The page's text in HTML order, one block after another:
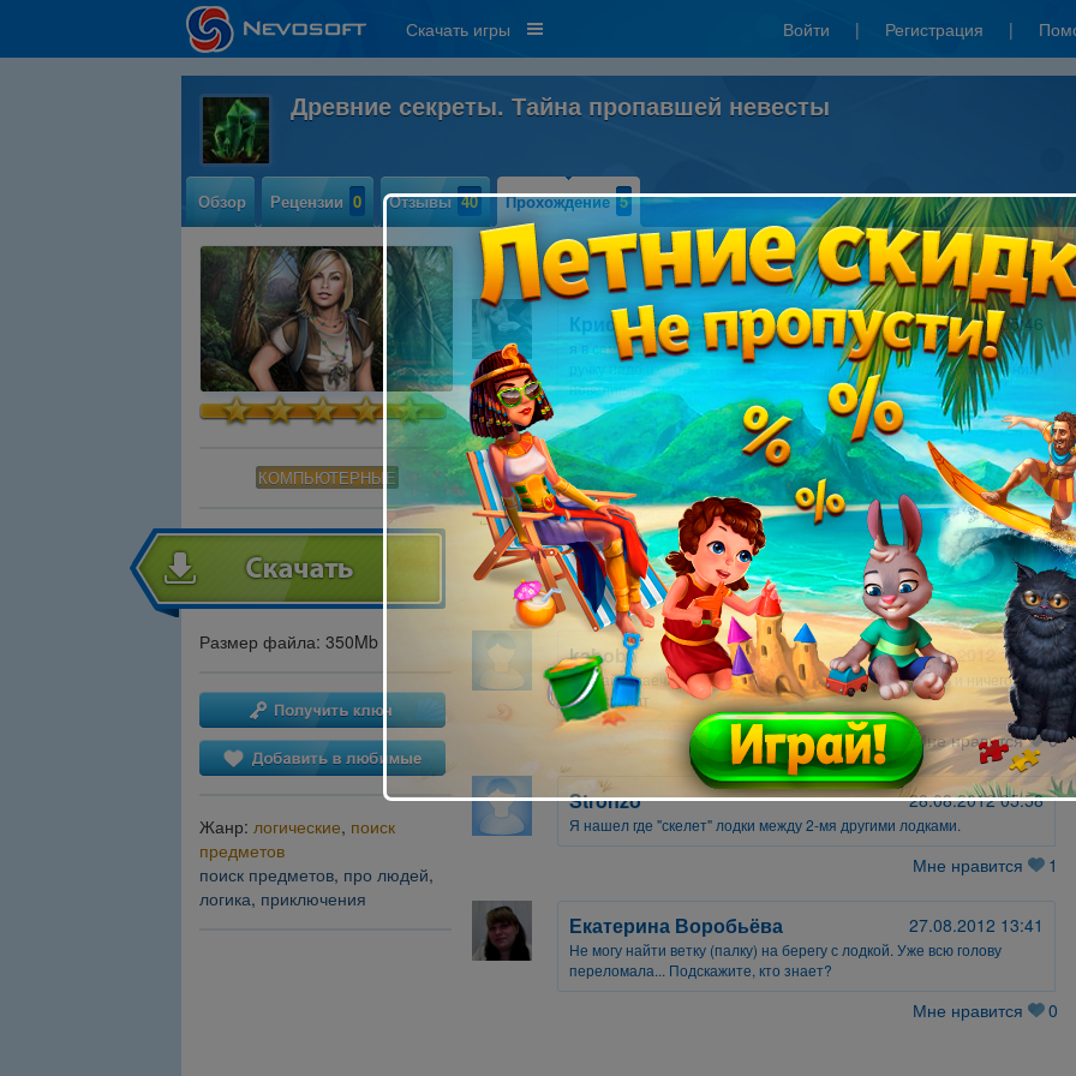
Скачать игры Войти | Регистрация |
Древние секреты. Тайна пропавшей невесты
Обзор Рецензии 0 Отзывы 40 Прохождение 5
КОМПЬЮТЕРНЫЕ
Размер файла: 350Mb
Жанр: логические, поиск
предметов
поиск предметов, про людей,
логика, приключения
Написать прохождение
Кристина Бегал 15.09.2012 05:46
я в самом начале. не могу понять кое-что. когда я взяла блокнот и
ручку надо их положть на место обозначенное, почему, когда на них
новедишь - знак лупы?
Мне нравится 0
Kokainka 30.08.2012 12:28
А я собираю каноэ, не хватает двух Щитов. Подсказку указывает на
место, на котором надо собирать каноэ. Щитов там нет((
Подскажите, пожалуйста, где их искать?
Мне нравится 0
kahoba 29.08.2012 17:59
где найти гаечный ключ нажимаю в самолете на панель и ничего не
происходит
Мне нравится 0
Stronzo 28.08.2012 05:58
Я нашел где "скелет" лодки между 2-мя другими лодками.
Мне нравится 1
Екатерина Воробьёва 27.08.2012 13:41
Не могу найти ветку (палку) на берегу с лодкой. Уже всю голову
переломала... Подскажите, кто знает?
Мне нравится 0